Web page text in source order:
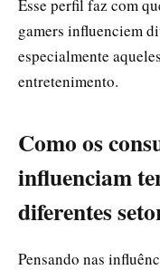
Esse perfil faz com
gamers influenciem
especialmente
entretenimento.
Como os
influenciam
diferentes
Pensando nas